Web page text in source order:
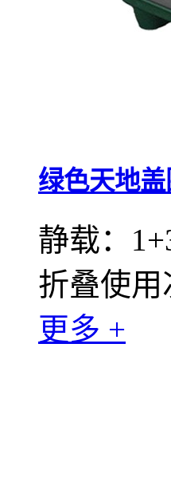
绿色天地
静载：
折叠使用
更多 +